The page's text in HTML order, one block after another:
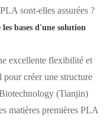
sont-elles assurées ?
bases d'une solution
excellente flexibilité et
créer une structure
(Tianjin)
matières premières PLA